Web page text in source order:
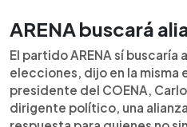
ARENA buscará
El partido ARENA sí buscaría
elecciones, dijo en la misma
presidente del COENA,
dirigente político, una